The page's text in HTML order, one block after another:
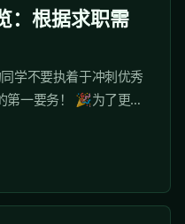
：根据求职需
学不要执着于冲刺优秀
第一要务！ 🎉为了更贴
反馈的视频及图文课时
为最新内容。 💬此
程内容的优化！ 专业基